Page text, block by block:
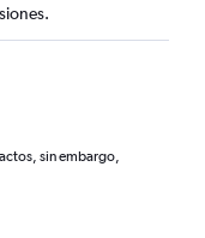
sin embargo,